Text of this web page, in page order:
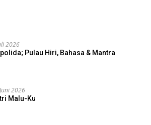
2026
Pulau Hiri, Bahasa & Mantra
2026
Malu-Ku